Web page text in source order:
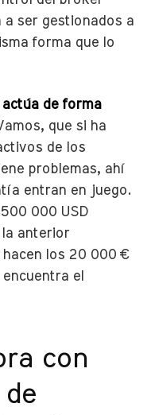
ser gestionados a
forma que lo
actúa de forma
que si ha
de los
problemas, ahí
entran en juego.
000 USD
anterior
los 20 000 €
el
con